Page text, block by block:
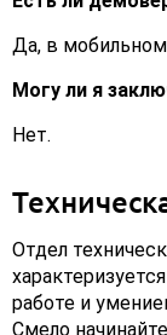
Да, в
Могу ли я
Нет.
Отдел
работе и
Смело